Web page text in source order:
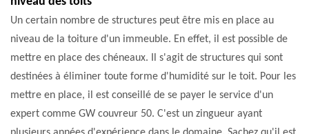
Un certain nombre de structures peut être mis en place au
niveau de la toiture d'un immeuble. En effet, il est possible de
mettre en place des chéneaux. Il s'agit de structures qui sont
destinées à éliminer toute forme d'humidité sur le toit. Pour les
mettre en place, il est conseillé de se payer le service d'un
expert comme GW couvreur 50. C'est un zingueur ayant